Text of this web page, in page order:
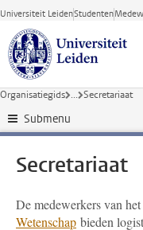
Ga direct naar de
Universiteit LeidenStudenten
Organisatiegids ... Secretariaat
Submenu
Secretariaat
De medewerkers van
Wetenschap bieden